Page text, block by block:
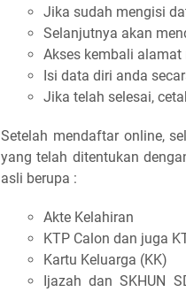
Jika sudah mengisi
Selanjutnya akan
Akses kembali
Isi data diri anda
Jika telah selesai,
Setelah mendaftar online,
yang telah ditentukan
asli berupa :
Akte Kelahiran
KTP Calon dan juga
Kartu Keluarga (KK)
Ijazah dan SKHUN